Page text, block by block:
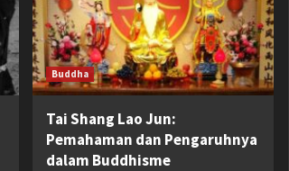
Buddha
Tai Shang Lao Jun:
Pemahaman dan Pengaruhnya
dalam Buddhisme